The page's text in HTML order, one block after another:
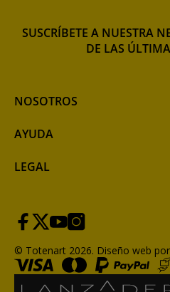
NOSOTROS
AYUDA
LEGAL
SUSCRÍBETE A NUESTRA
DE LAS
© Totenart 2026. Diseño web